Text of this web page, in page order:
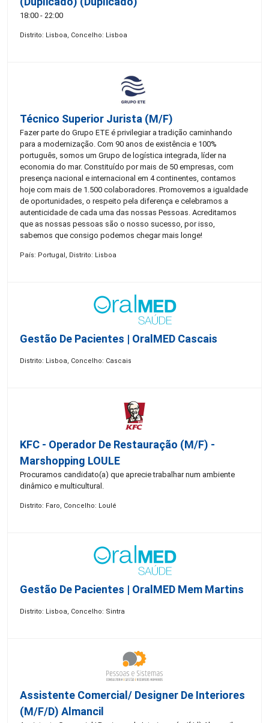
18:00 - 22:00
Distrito: Lisboa, Concelho: Lisboa
Técnico Superior Jurista (m/f)
Fazer parte do Grupo ETE é privilegiar a tradição caminhando
para a modernização. Com 90 anos de existência e 100%
português, somos um Grupo de logística integrada, líder na
economia do mar. Constituído por mais de 50 empresas, com
presença nacional e internacional em 4 continentes, contamos
hoje com mais de 1.500 colaboradores. Promovemos a igualdade
de oportunidades, o respeito pela diferença e celebramos a
autenticidade de cada uma das nossas Pessoas. Acreditamos
que as nossas pessoas são o nosso sucesso, por isso,
sabemos que consigo podemos chegar mais longe!
País: Portugal, Distrito: Lisboa
Gestão De Pacientes | OralMED Cascais
Distrito: Lisboa, Concelho: Cascais
KFC - Operador De Restauração (m/f) -
Marshopping LOULE
Procuramos candidato(a) que aprecie trabalhar num ambiente
dinâmico e multicultural.
Distrito: Faro, Concelho: Loulé
Gestão De Pacientes | OralMED Mem Martins
Distrito: Lisboa, Concelho: Sintra
Assistente Comercial/ Designer De Interiores
(m/f/d) Almancil